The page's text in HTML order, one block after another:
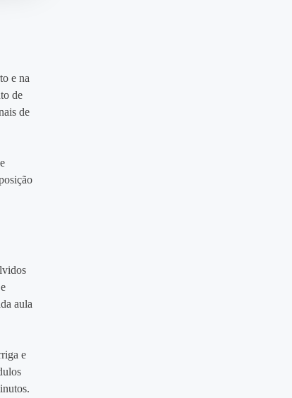
e na
de
de
aula
e